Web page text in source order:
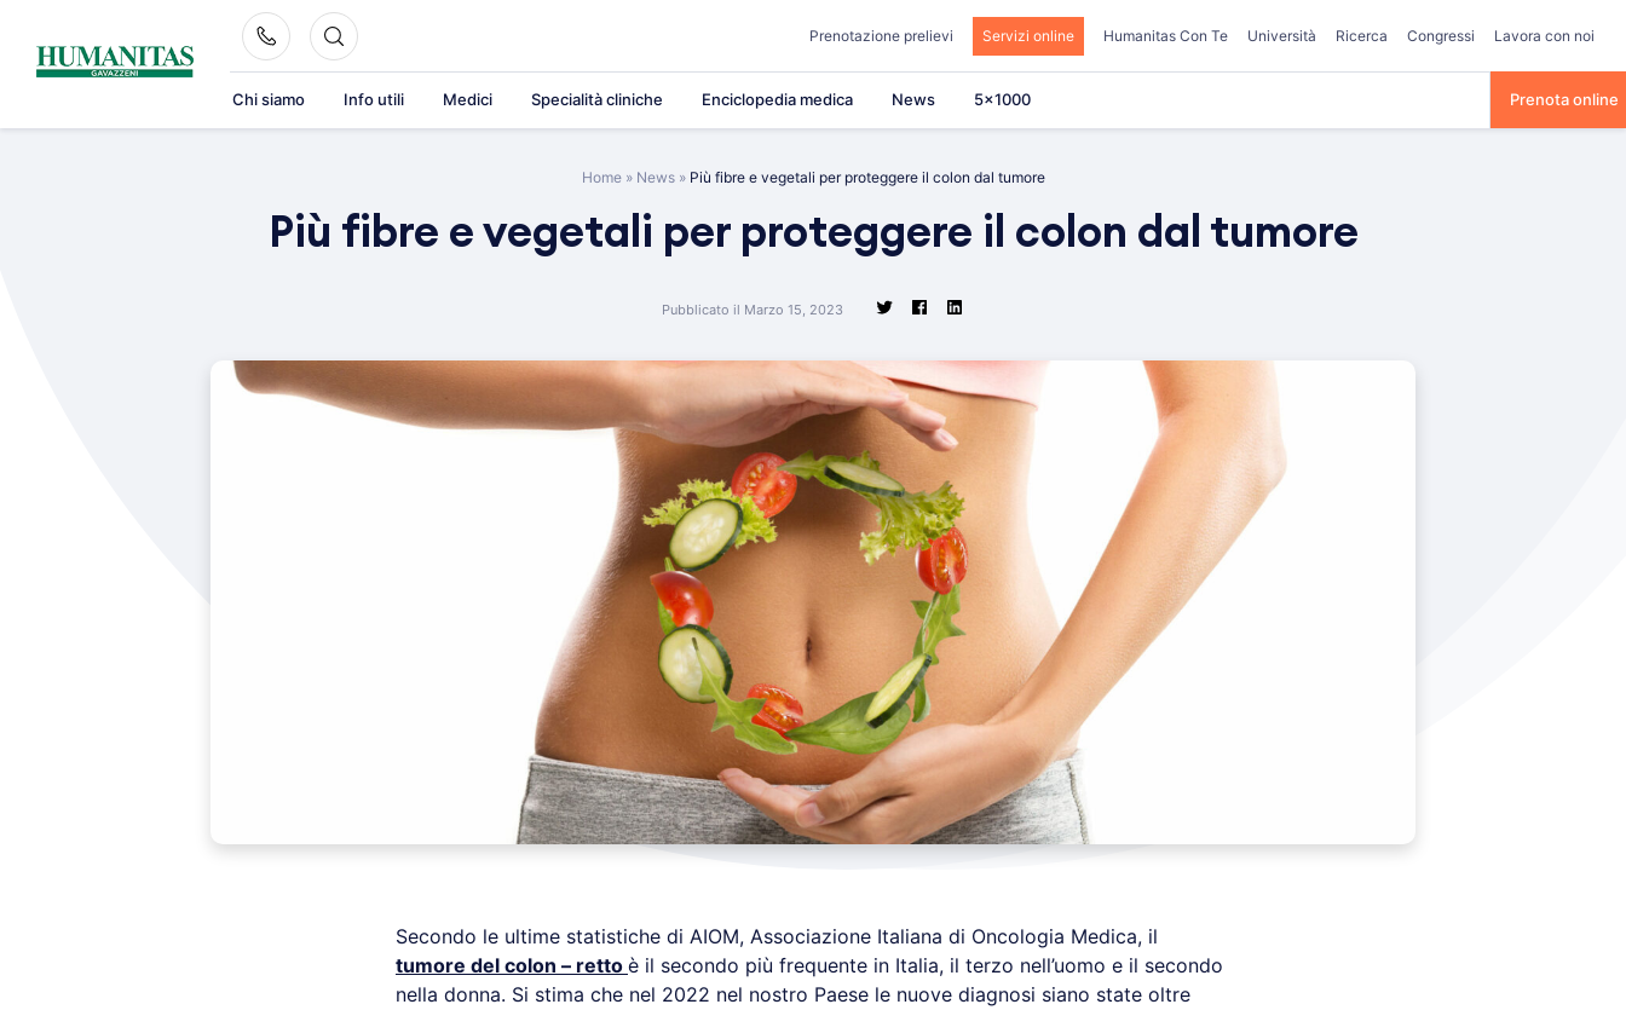
content
Prenotazione prelievi Servizi online Humanitas Con Te Università Ricerca Congressi Lavora con noi
Chi siamo Info utili Medici Specialità cliniche Enciclopedia medica News 5×1000 Prenota online
Home» News» Più fibre e vegetali per proteggere il colon dal tumore
Più fibre e vegetali per proteggere il colon dal tumore
Pubblicato il Marzo 15, 2023
Secondo le ultime statistiche di AIOM, Associazione Italiana di Oncologia Medica, il
tumore del colon – retto è il secondo più frequente in Italia, il terzo nell’uomo e il secondo
nella donna. Si stima che nel 2022 nel nostro Paese le nuove diagnosi siano state oltre